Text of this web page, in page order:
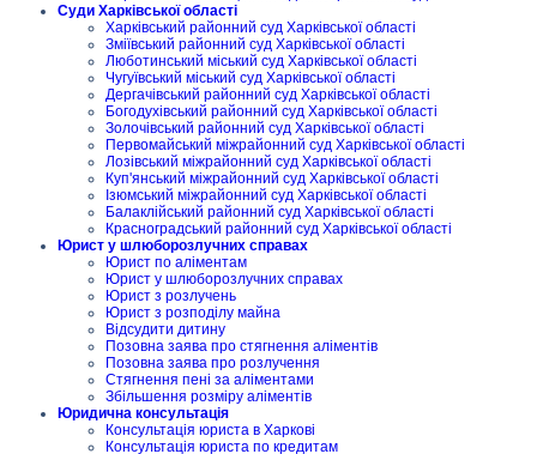
Суди Харківської області
Харківський районний суд Харківської області
Зміївський районний суд Харківської області
Люботинський міський суд Харківської області
Чугуївський міський суд Харківської області
Дергачівський районний суд Харківської області
Богодухівський районний суд Харківської області
Золочівський районний суд Харківської області
Первомайський міжрайонний суд Харківської області
Лозівський міжрайонний суд Харківської області
Куп'янський міжрайонний суд Харківської області
Ізюмський міжрайонний суд Харківської області
Балаклійський районний суд Харківської області
Красноградський районний суд Харківської області
Юрист у шлюборозлучних справах
Юрист по аліментам
Юрист у шлюборозлучних справах
Юрист з розлучень
Юрист з розподілу майна
Відсудити дитину
Позовна заява про стягнення аліментів
Позовна заява про розлучення
Стягнення пені за аліментами
Збільшення розміру аліментів
Юридична консультація
Консультація юриста в Харкові
Консультація юриста по кредитам